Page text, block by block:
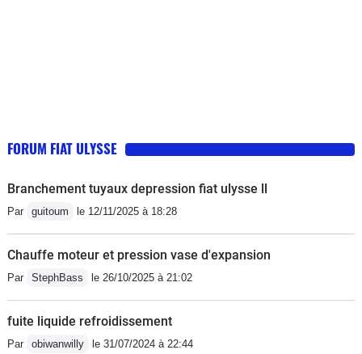
un jours dans l idée dans acheter 1
note sur 10 sur le moteur ( 2/10) et
pour la caisse et l habitacle (7/10)
était neuf, le FAP à changer à 180
commence à ne plus très bien
fonctionner, quelques problème de
l'électronique parfois un peu farceuse
(les problèmes de contact et
électronique apparaissent lorsqu'il ne
roule pas, lorsqu'on l'utilise
régulièrement, tout rentre dans l'ordre).
FORUM FIAT ULYSSE
Branchement tuyaux depression fiat ulysse ll
Par guitoum le 12/11/2025 à 18:28
Chauffe moteur et pression vase d'expansion
Par StephBass le 26/10/2025 à 21:02
fuite liquide refroidissement
Par obiwanwilly le 31/07/2024 à 22:44